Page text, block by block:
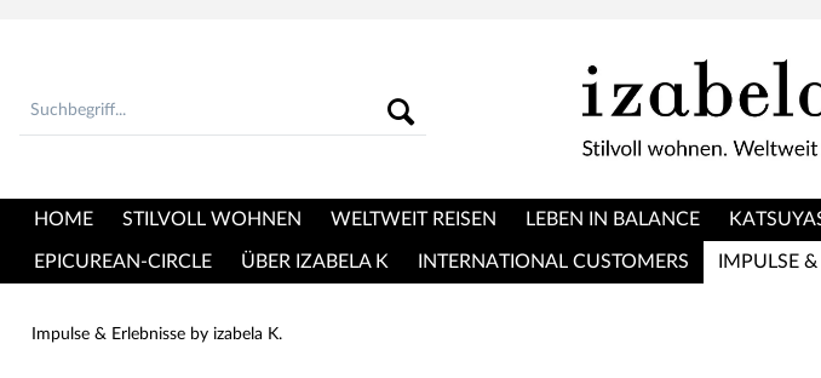
HOME STILVOLL WOHNEN WELTWEIT REISEN LEBEN IN BALANCE
EPICUREAN-CIRCLE ÜBER IZABELA K INTERNATIONAL CUSTOMERS IMPULSE
Impulse & Erlebnisse by izabela K.